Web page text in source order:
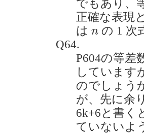
でもあり、
正確な表現
は n
n の 1 次
Q64.
P604の等差
しています
のでしょう
が、先に余
6k+6と書く
ていないよ